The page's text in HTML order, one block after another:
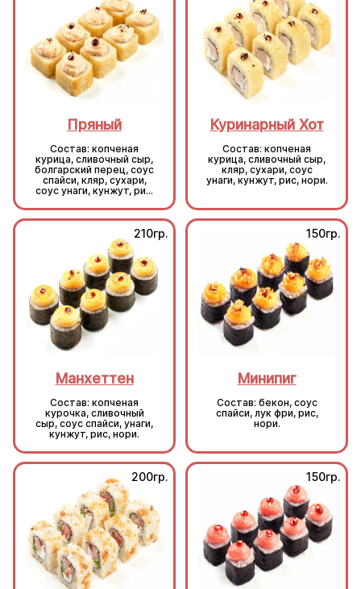
Пряный
Состав: копченая
курица, сливочный сыр,
болгарский перец, соус
спайси, кляр, сухари,
соус унаги, кунжут, рис,
Куринарный Хот
Состав: копченая
курица, сливочный сыр,
кляр, сухари, соус
унаги, кунжут, рис, нори.
210гр.
Манхеттен
Состав: копченая
курочка, сливочный
сыр, соус спайси, унаги,
кунжут, рис, нори.
150гр.
Минипиг
Состав: бекон, соус
спайси, лук фри, рис,
нори.
200гр. 150гр.